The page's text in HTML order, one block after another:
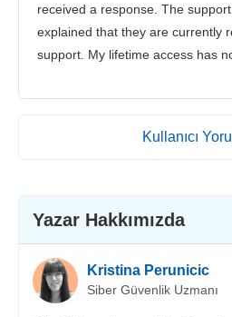
received a response. The
explained that they are currently
support. My lifetime access has
Kullanıcı
Yazar Hakkımızda
Kristina Perunicic
Siber Güvenlik Uzmanı